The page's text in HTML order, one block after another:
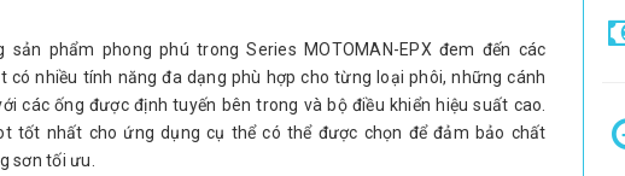
sản phẩm phong phú trong Series MOTOMAN-EPX đem đến các
có nhiều tính năng đa dạng phù hợp cho từng loại phôi, những cánh
các ống được định tuyến bên trong và bộ điều khiển hiệu suất cao.
tốt nhất cho ứng dụng cụ thể có thể được chọn để đảm bảo chất
sơn tối ưu.